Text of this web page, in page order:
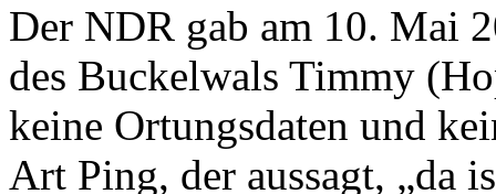
Der NDR gab am 10. Mai
des Buckelwals Timmy
keine Ortungsdaten und
Art Ping, der aussagt, „da